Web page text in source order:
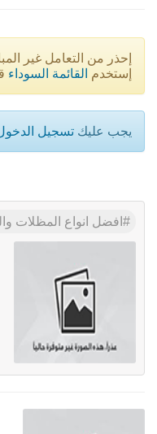
إحذر من التعامل غير
إستخدم القائمة السوداء
يجب عليك تسجيل
افضل انواع المظلات والسواتر الرياض - الاختيار الاول -